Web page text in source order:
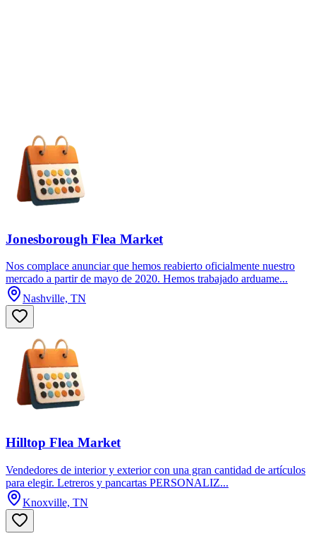
Jonesborough Flea Market
Nos complace anunciar que hemos reabierto oficialmente nuestro
mercado a partir de mayo de 2020. Hemos trabajado arduame...
Nashville, TN
Hilltop Flea Market
Vendedores de interior y exterior con una gran cantidad de artículos
para elegir. Letreros y pancartas PERSONALIZ...
Knoxville, TN